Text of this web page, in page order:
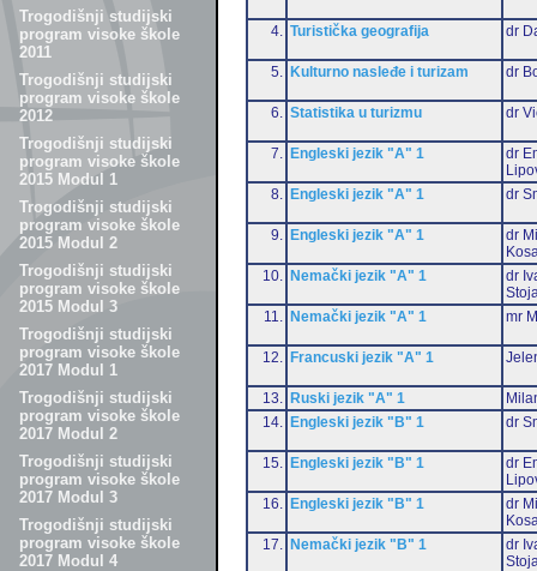
Trogodišnji studijski
program visoke škole
2011
Trogodišnji studijski
program visoke škole
2012
Trogodišnji studijski
program visoke škole
2015 Modul 1
Trogodišnji studijski
program visoke škole
2015 Modul 2
Trogodišnji studijski
program visoke škole
2015 Modul 3
Trogodišnji studijski
program visoke škole
2017 Modul 1
Trogodišnji studijski
program visoke škole
2017 Modul 2
Trogodišnji studijski
program visoke škole
2017 Modul 3
Trogodišnji studijski
program visoke škole
2017 Modul 4
4. Turistička geografija dr
5. Kulturno nasleđe i turizam dr
6. Statistika u turizmu dr
7. Engleski jezik "A" 1
dr
8.
Engleski jezik "A" 1 dr
9. Engleski jezik "A" 1
dr
10.
Nemački jezik "A" 1
dr
11.
Nemački jezik "A" 1 mr
12. Francuski jezik "A" 1
13. Ruski jezik "A" 1
14.
Engleski jezik "B" 1 dr
15. Engleski jezik "B" 1
dr
16.
Engleski jezik "B" 1
dr
17.
Nemački jezik "B" 1
dr